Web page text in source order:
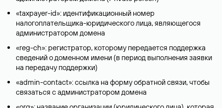
«taxpayer-id»: идентификационный номер
налогоплательщика-юридического лица, являющегося
администратором домена
«reg-ch»: регистратор, которому передается поддержка
сведений о доменном имени (в период выполнения заявки
на передачу поддержки)
«admin-contact»: ссылка на форму обратной связи, чтобы
связаться с администратором домена